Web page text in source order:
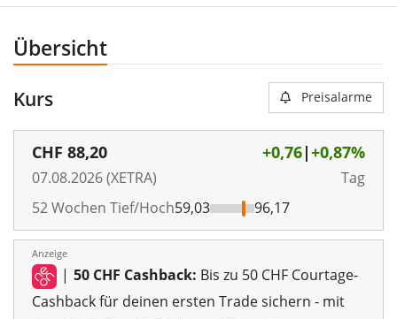
Übersicht
Kurs Preisalarme
CHF 88,20
07.08.2026 (XETRA)
+0,76|+0,87%
Tag
52 Wochen Tief/Hoch59,03 96,17
Anzeige
| 50 CHF Cashback: Bis zu 50 CHF Courtage-
Cashback für deinen ersten Trade sichern - mit